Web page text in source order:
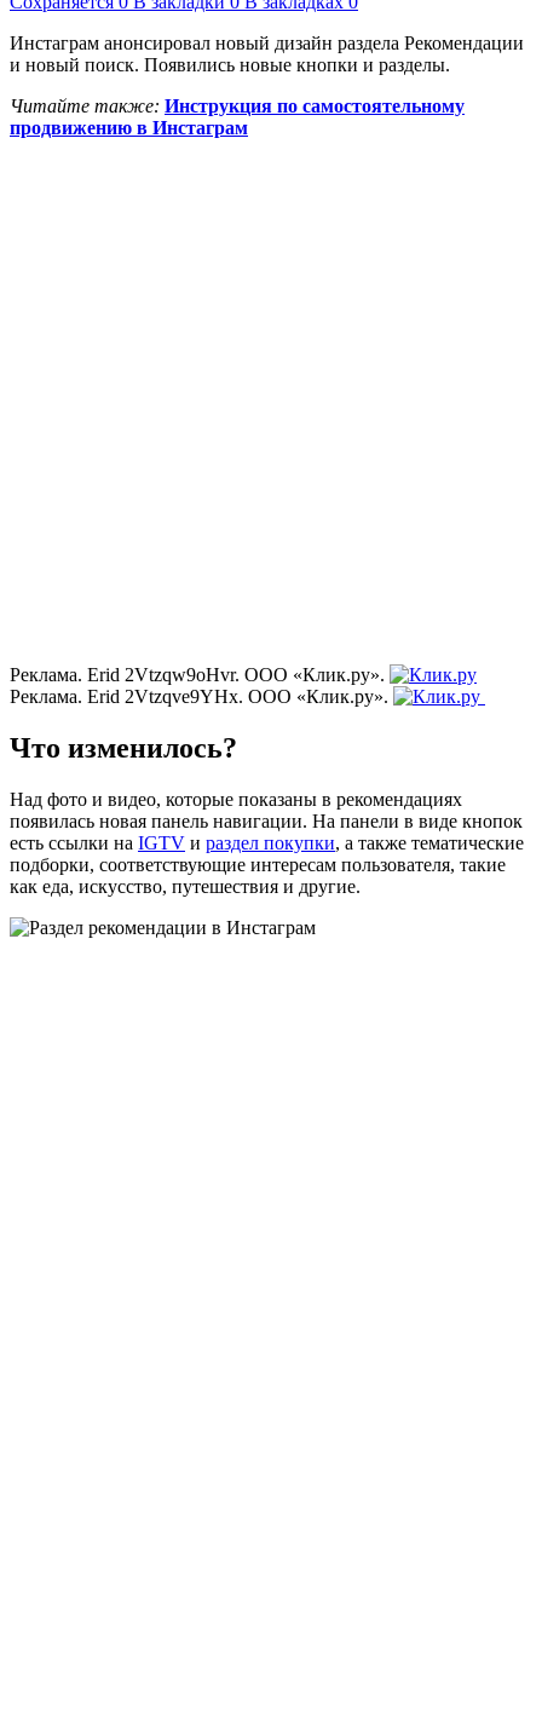
Инстаграм анонсировал новый дизайн раздела Рекомендации
и новый поиск. Появились новые кнопки и разделы.
Читайте также: Инструкция по самостоятельному
продвижению в Инстаграм
Реклама. Erid 2Vtzqw9oHvr. ООО «Клик.ру».
Реклама. Erid 2Vtzqve9YHx. ООО «Клик.ру».
Что изменилось?
Над фото и видео, которые показаны в рекомендациях
появилась новая панель навигации. На панели в виде кнопок
есть ссылки на IGTV и раздел покупки, а также тематические
подборки, соответствующие интересам пользователя, такие
как еда, искусство, путешествия и другие.